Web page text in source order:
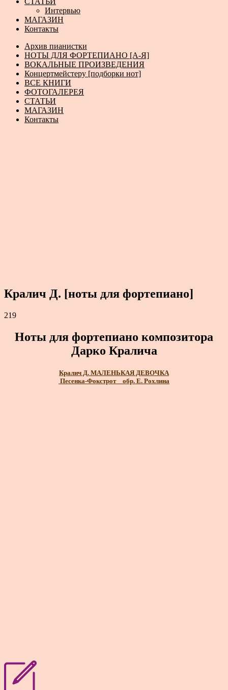
Интервью
МАГАЗИН
Контакты
Архив пианистки
НОТЫ ДЛЯ ФОРТЕПИАНО [А-Я]
ВОКАЛЬНЫЕ ПРОИЗВЕДЕНИЯ
Концертмейстеру [подборки нот]
ВСЕ КНИГИ
ФОТОГАЛЕРЕЯ
СТАТЬИ
МАГАЗИН
Контакты
Кралич Д. [ноты для фортепиано]
219
Ноты для фортепиано композитора
Дарко Кралича
Кралич Д. МАЛЕНЬКАЯ ДЕВОЧКА
Песенка-Фокстрот _ обр. Е. Рохлина